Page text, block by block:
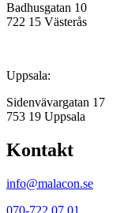
Badhusgatan 10
722 15 Västerås
Uppsala:
Sidenvävargatan 17
753 19 Uppsala
Kontakt
info@malacon.se
070-722 07 01